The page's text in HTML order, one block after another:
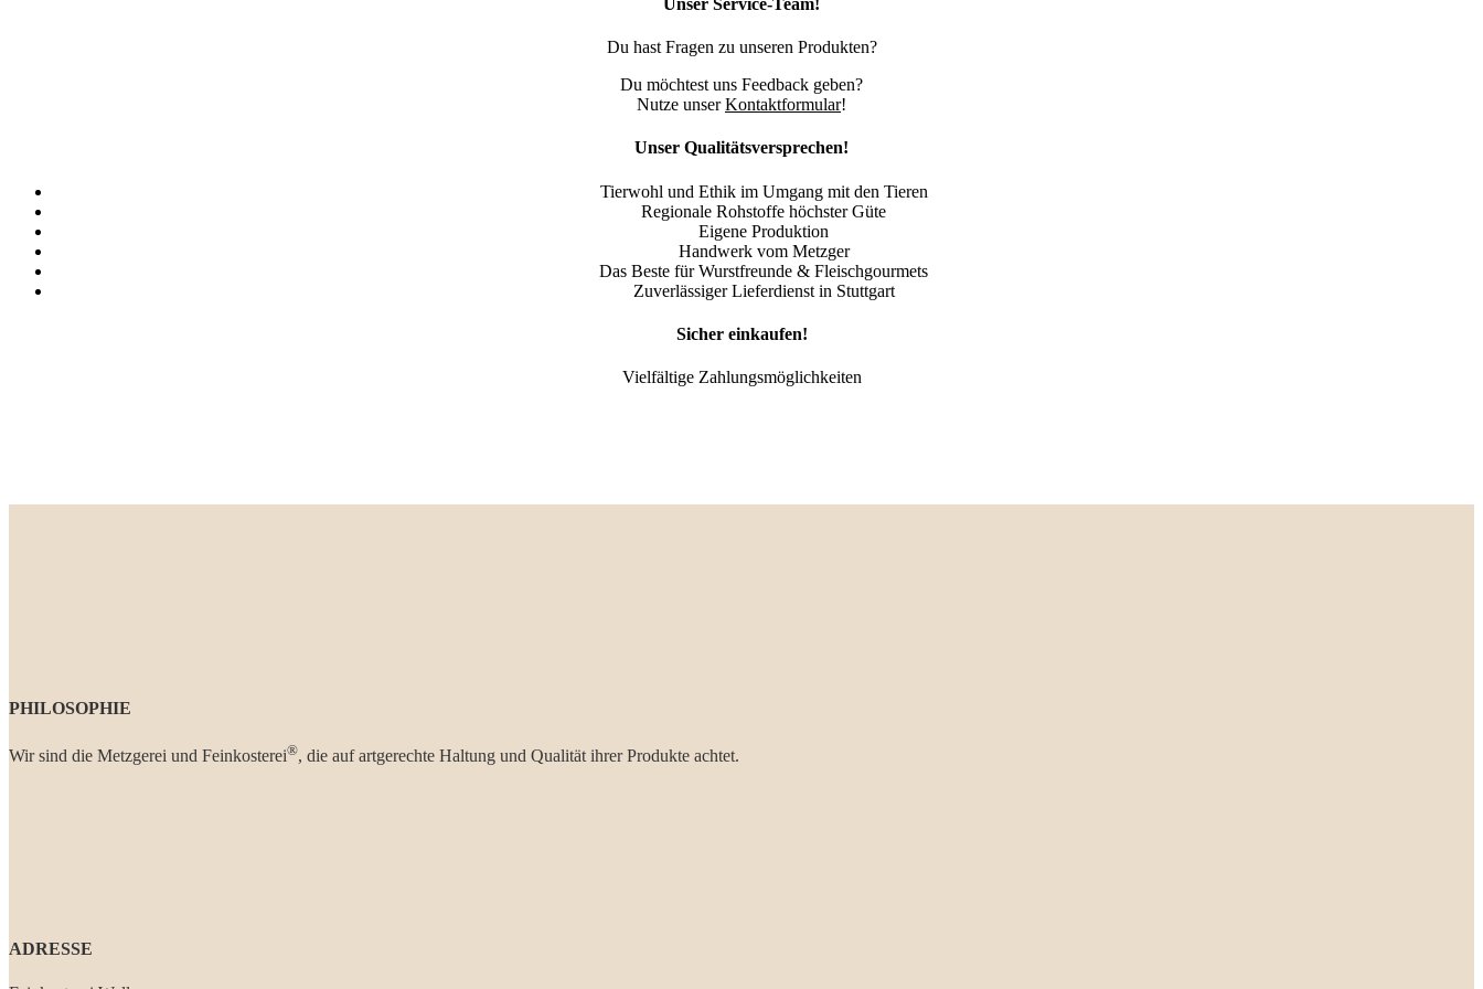
Unser Service-Team!
Du hast Fragen zu unseren Produkten?
Du möchtest uns Feedback geben?
Nutze unserKontaktformular!
Unser Qualitätsversprechen!
Tierwohl und Ethik im Umgang mit den Tieren
Regionale Rohstoffe höchster Güte
Eigene Produktion
Handwerk vom Metzger
Das Beste für Wurstfreunde & Fleischgourmets
Zuverlässiger Lieferdienst in Stuttgart
Sicher einkaufen!
Vielfältige Zahlungsmöglichkeiten
PHILOSOPHIE
Wir sind die Metzgerei und Feinkosterei®, die auf artgerechte Haltung und Qualität ihrer Produkte achtet.
ADRESSE